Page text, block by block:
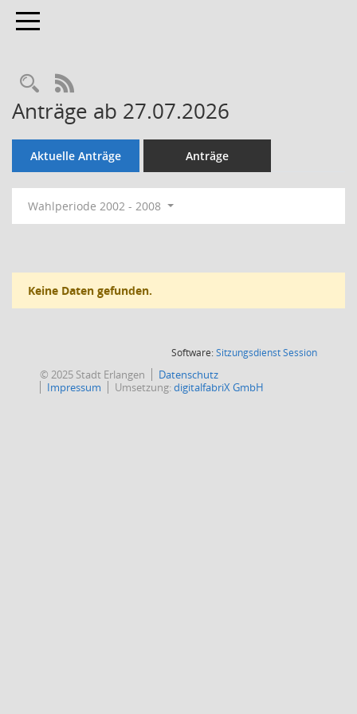
Toggle navigation
Rechercheauswahl
RSS-Feed
Anträge ab 27.07.2026
Aktuelle Anträge Anträge
Wahlperiode 2002 - 2008
Keine Daten gefunden.
Software:SitzungsdienstSession(Wird in
© 2025 Stadt Erlangen
Datenschutz
Impressum
Umsetzung:digitalfabriX GmbH